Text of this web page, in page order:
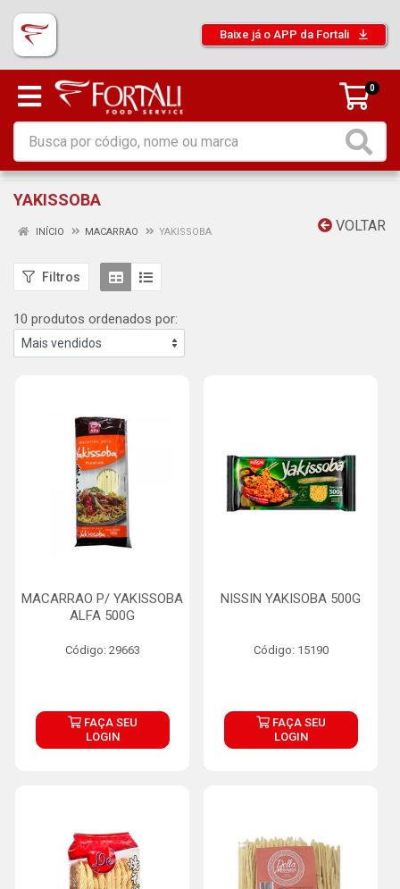
Baixe já o APP da Fortali
0
YAKISSOBA
VOLTAR
INÍCIO MACARRAO YAKISSOBA
Filtros
10 produtos ordenados por:
MACARRAO P/ YAKISSOBA
ALFA 500G
Código: 29663
FAÇA SEU
LOGIN
NISSIN YAKISOBA 500G
Código: 15190
FAÇA SEU
LOGIN